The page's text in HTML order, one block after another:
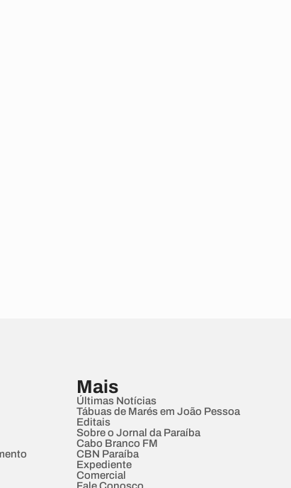
Mais
Últimas Notícias
Tábuas de Marés em João Pessoa
Editais
Sobre o Jornal da Paraíba
Cabo Branco FM
CBN Paraíba
Expediente
Comercial